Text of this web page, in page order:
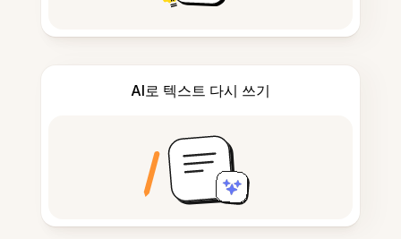
AI로 텍스트 다시 쓰기